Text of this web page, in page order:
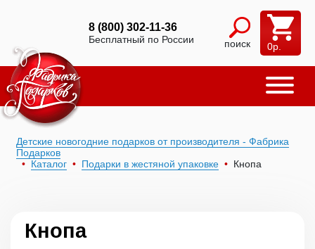
8 (800) 302-11-36
Бесплатный по России поиск 0р.
Детские новогодние подарков от производителя - Фабрика
Подарков
Каталог
Подарки в жестяной упаковке Кнопа
Кнопа